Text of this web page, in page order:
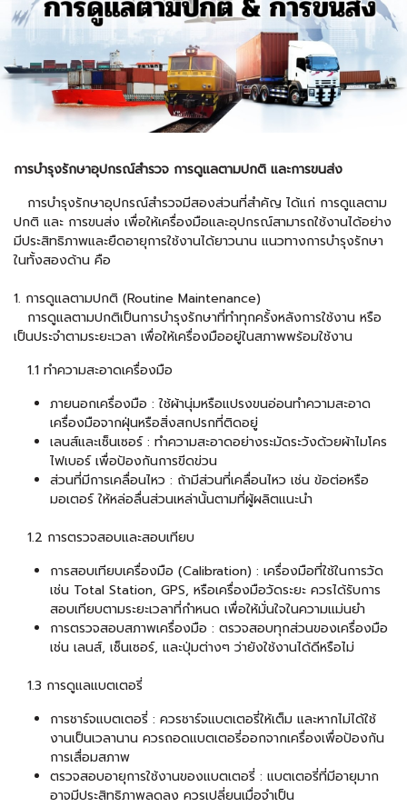
การบำรุงรักษาอุปกรณ์สำรวจ การดูแลตามปกติ และการขนส่ง
การบำรุงรักษาอุปกรณ์สำรวจมีสองส่วนที่สำคัญ ได้แก่ การดูแลตาม
ปกติ และ การขนส่ง เพื่อให้เครื่องมือและอุปกรณ์สามารถใช้งานได้อย่าง
มีประสิทธิภาพและยืดอายุการใช้งานได้ยาวนาน แนวทางการบำรุงรักษา
ในทั้งสองด้าน คือ
1. การดูแลตามปกติ (Routine Maintenance)
การดูแลตามปกติเป็นการบำรุงรักษาที่ทำทุกครั้งหลังการใช้งาน หรือ
เป็นประจำตามระยะเวลา เพื่อให้เครื่องมืออยู่ในสภาพพร้อมใช้งาน
1.1 ทำความสะอาดเครื่องมือ
ภายนอกเครื่องมือ : ใช้ผ้านุ่มหรือแปรงขนอ่อนทำความสะอาด
เครื่องมือจากฝุ่นหรือสิ่งสกปรกที่ติดอยู่
เลนส์และเซ็นเซอร์ : ทำความสะอาดอย่างระมัดระวังด้วยผ้าไมโคร
ไฟเบอร์ เพื่อป้องกันการขีดข่วน
ส่วนที่มีการเคลื่อนไหว : ถ้ามีส่วนที่เคลื่อนไหว เช่น ข้อต่อหรือ
มอเตอร์ ให้หล่อลื่นส่วนเหล่านั้นตามที่ผู้ผลิตแนะนำ
1.2 การตรวจสอบและสอบเทียบ
การสอบเทียบเครื่องมือ (Calibration) : เครื่องมือที่ใช้ในการวัด
เช่น Total Station, GPS, หรือเครื่องมือวัดระยะ ควรได้รับการ
สอบเทียบตามระยะเวลาที่กำหนด เพื่อให้มั่นใจในความแม่นยำ
การตรวจสอบสภาพเครื่องมือ : ตรวจสอบทุกส่วนของเครื่องมือ
เช่น เลนส์, เซ็นเซอร์, และปุ่มต่างๆ ว่ายังใช้งานได้ดีหรือไม่
1.3 การดูแลแบตเตอรี่
การชาร์จแบตเตอรี่ : ควรชาร์จแบตเตอรี่ให้เต็ม และหากไม่ได้ใช้
งานเป็นเวลานาน ควรถอดแบตเตอรี่ออกจากเครื่องเพื่อป้องกัน
การเสื่อมสภาพ
ตรวจสอบอายุการใช้งานของแบตเตอรี่ : แบตเตอรี่ที่มีอายุมาก
อาจมีประสิทธิภาพลดลง ควรเปลี่ยนเมื่อจำเป็น